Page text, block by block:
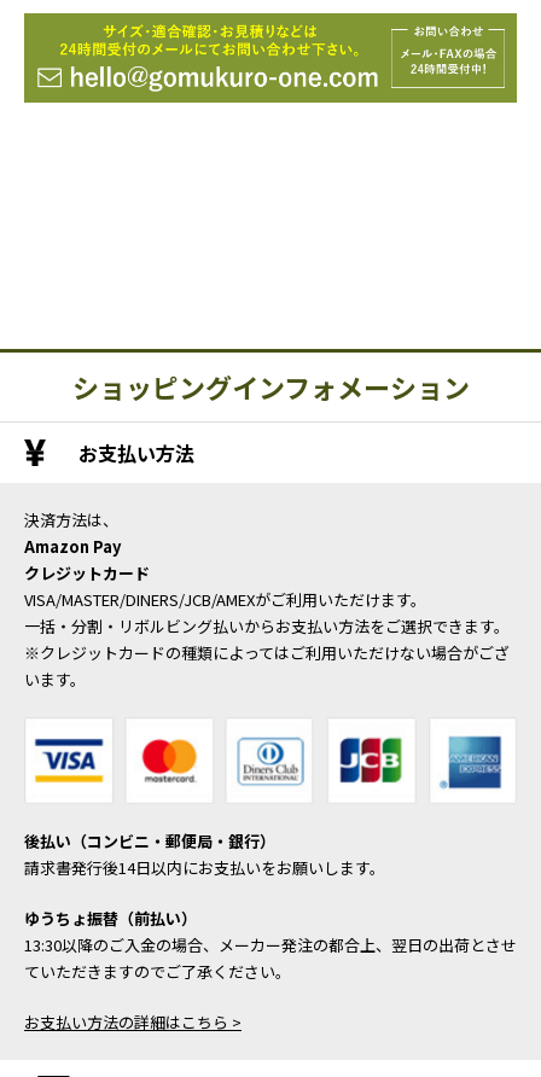
ショッピングインフォメーション
お支払い方法
決済方法は、
Amazon Pay
クレジットカード
VISA/MASTER/DINERS/JCB/AMEXがご利用いただけます。
一括・分割・リボルビング払いからお支払い方法をご選択できます。
※クレジットカードの種類によってはご利用いただけない場合がござ
います。
後払い（コンビニ・郵便局・銀行）
請求書発行後14日以内にお支払いをお願いします。
ゆうちょ振替（前払い）
13:30以降のご入金の場合、メーカー発注の都合上、翌日の出荷とさせ
ていただきますのでご了承ください。
お支払い方法の詳細はこちら >